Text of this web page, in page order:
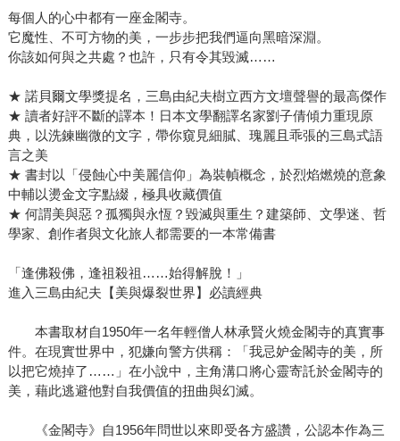
每個人的心中都有一座金閣寺。
它魔性、不可方物的美，一步步把我們逼向黑暗深淵。
你該如何與之共處？也許，只有令其毀滅……
★ 諾貝爾文學獎提名，三島由紀夫樹立西方文壇聲譽的最高傑作
★ 讀者好評不斷的譯本！日本文學翻譯名家劉子倩傾力重現原
典，以洗鍊幽微的文字，帶你窺見細膩、瑰麗且乖張的三島式語
言之美
★ 書封以「侵蝕心中美麗信仰」為裝幀概念，於烈焰燃燒的意象
中輔以燙金文字點綴，極具收藏價值
★ 何謂美與惡？孤獨與永恆？毀滅與重生？建築師、文學迷、哲
學家、創作者與文化旅人都需要的一本常備書
「逢佛殺佛，逢祖殺祖……始得解脫！」
進入三島由紀夫【美與爆裂世界】必讀經典
本書取材自1950年一名年輕僧人林承賢火燒金閣寺的真實事
件。在現實世界中，犯嫌向警方供稱：「我忌妒金閣寺的美，所
以把它燒掉了……」在小說中，主角溝口將心靈寄託於金閣寺的
美，藉此逃避他對自我價值的扭曲與幻滅。
《金閣寺》自1956年問世以來即受各方盛讚，公認本作為三